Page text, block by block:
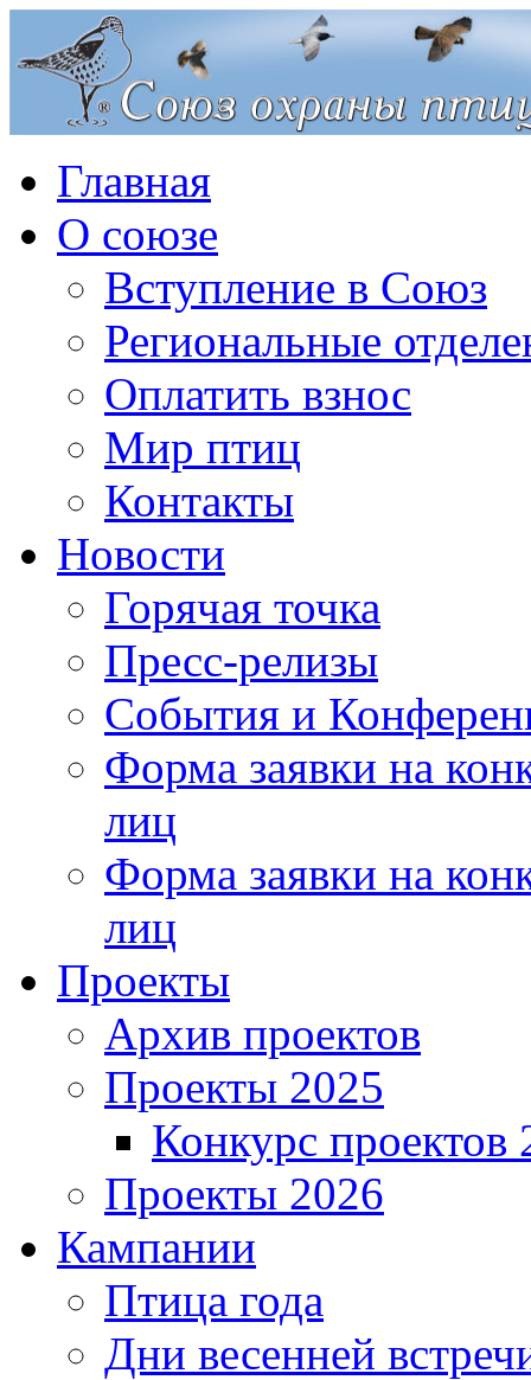
Главная
О союзе
Вступление в Союз
Региональные
Оплатить взнос
Мир птиц
Контакты
Новости
Горячая точка
Пресс-релизы
События и
Форма заявки на
лиц
Форма заявки на
лиц
Проекты
Архив проектов
Проекты 2025
Конкурс проектов
Проекты 2026
Кампании
Птица года
Дни весенней